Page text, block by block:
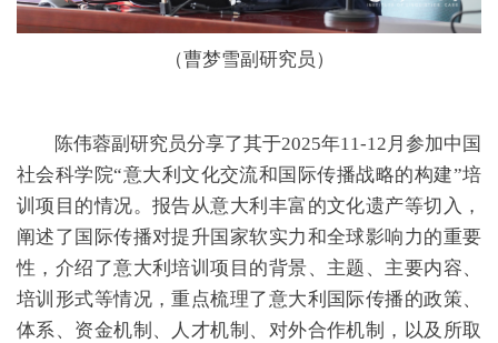
（曹梦雪副研究员）
陈伟蓉副研究员分享了其于2025年11-12月参加中国
社会科学院“意大利文化交流和国际传播战略的构建”培
训项目的情况。报告从意大利丰富的文化遗产等切入，
阐述了国际传播对提升国家软实力和全球影响力的重要
性，介绍了意大利培训项目的背景、主题、主要内容、
培训形式等情况，重点梳理了意大利国际传播的政策、
体系、资金机制、人才机制、对外合作机制，以及所取